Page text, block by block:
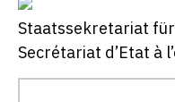
Staatssekretariat
Secrétariat d’Etat à